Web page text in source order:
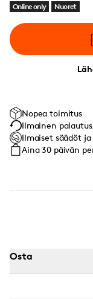
Online only Nuoret
Nopea toimitus
Ilmainen
Ilmaiset säädöt
Aina 30 päivän
Osta